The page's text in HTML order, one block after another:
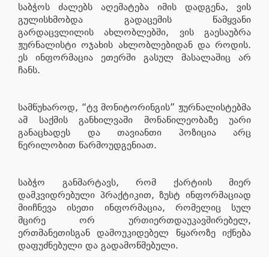
საბჭოს ძალებს აღემატება იმის დადგენა, ვის
გულისხმობდა გადაცემის წამყვანი
გარდაცვლილის ახლობლებში, ვის გაესაუბრა
ჟურნალისტი ოჯახის ახლობლებიდან და როდის.
ეს ინფორმაცია ეთერში გასულ მასალაშიც არ
ჩანს.
სამწუხაროდ, “ტვ მონიტორინგის” ჟურნალისტებმა
ამ საქმის განხილვაში მონაწილეობაზე უარი
განაცხადეს და თავიანთი პოზიცია არც
წერილობით წარმოუდგენიათ.
საბჭო განმარტავს, რომ ქარტიის მიერ
დამკვიდრებული პრაქტიკით, ზუსტ ინფორმაციად
მიიჩნევა ისეთი ინფორმაცია, რომელიც სულ
მცირე ორ ურთიერთდაუკავშირებელ,
ერთმანეთისგან დამოუკიდებელ წყაროზე იქნება
დაფუძნებული და გადამოწმებული.